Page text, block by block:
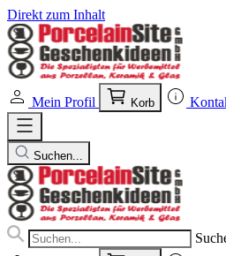
Direkt zum Inhalt
Mein Profil Korb
Suchen...